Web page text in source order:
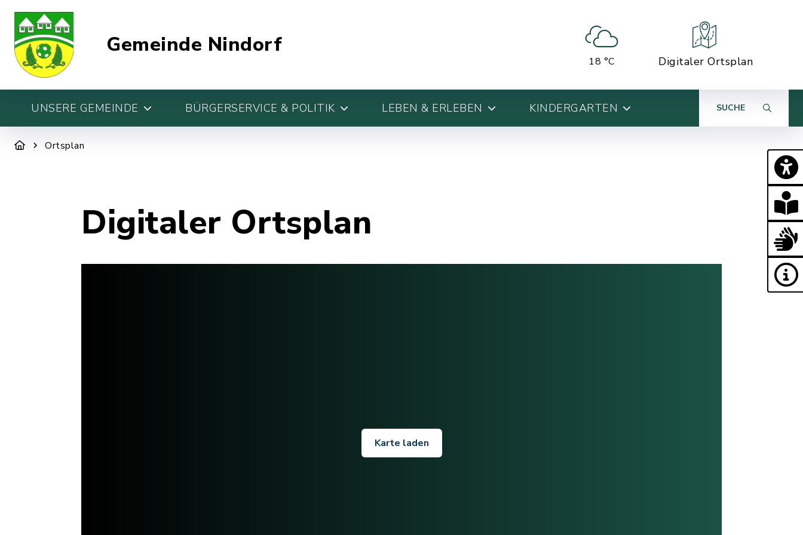
Gemeinde Nindorf
18 °C Digitaler Ortsplan
UNSERE GEMEINDE BÜRGERSERVICE & POLITIK LEBEN & ERLEBEN KINDERGARTEN SUCHE
Ortsplan
Digitaler Ortsplan
Karte laden